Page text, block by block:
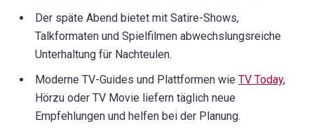
Der späte Abend bietet mit Satire-Shows,
Talkformaten und Spielfilmen abwechslungsreiche
Unterhaltung für Nachteulen.
Moderne TV-Guides und Plattformen wie TV Today,
Hörzu oder TV Movie liefern täglich neue
Empfehlungen und helfen bei der Planung.